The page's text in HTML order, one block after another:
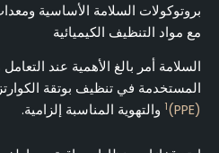
بروتوكولات السلامة الأساسية
مع مواد التنظيف الكيميائية
السلامة أمر بالغ الأهمية عند
المستخدمة في تنظيف بوتقة
(PPE)
1 والتهوية المناسبة إلزامية.